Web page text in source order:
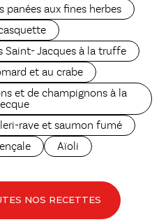
panées aux fines herbes
Saint- Jacques à la truffe
et au crabe
et de champignons à la
rave et saumon fumé
Aïoli
NOS RECETTES